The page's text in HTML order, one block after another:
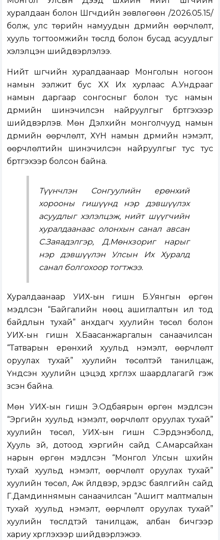
хуралдаан болон Шүүгчдийн зөвлөгөөн /2026.05.15/
болж, улс төрийн намуудын дүрмийн өөрчлөлт,
хууль тогтоомжийн төслүүд болон бусад асуудлыг
хэлэлцэн шийдвэрлэлээ.
Нийт шүүгчийн хуралдаанаар Монголын ногоон
намын ээлжит бус XX Их хурлаас А.Ундрааг
намын даргаар сонгосныг болон тус намын
дүрмийн шинэчилсэн найруулгыг бүртгэхээр
шийдвэрлэв. Мөн Дэлхийн монголчууд намын
дүрмийн өөрчлөлт, ХҮН намын дүрмийн нэмэлт,
өөрчлөлтийн шинэчилсэн найруулгыг тус тус
бүртгэхээр болсон байна.
Түүнчлэн Сонгуулийн ерөнхий
хорооны гишүүнд нэр дэвшүүлэх
асуудлыг хэлэлцэж, нийт шүүгчийн
хуралдаанаас олонхын санал авсан
С.Заяадэлгэр, Д.Мөнхзориг нарыг
нэр дэвшүүлэн Улсын Их Хуралд
санал болгохоор тогтжээ.
Хуралдаанаар УИХ-ын гишүүн Б.Уянгын өргөн
мэдүүлсэн “Байгалийн нөөц ашиглалтын ил тод
байдлын тухай” анхдагч хуулийн төсөл болон
УИХ-ын гишүүн Х.Баасанжаргалын санаачилсан
“Татварын ерөнхий хуульд нэмэлт, өөрчлөлт
оруулах тухай” хуулийн төсөлтэй танилцаж,
Үндсэн хуулийн цэцэд хүргүүлэх шаардлагагүй гэж
үзсэн байна.
Мөн УИХ-ын гишүүн Э.Одбаярын өргөн мэдүүлсэн
“Эрүүгийн хуульд нэмэлт, өөрчлөлт оруулах тухай”
хуулийн төсөл, УИХ-ын гишүүн С.Эрдэнэболд,
Хууль зүй, дотоод хэргийн сайд С.Амарсайхан
нарын өргөн мэдүүлсэн “Монгол Улсын шүүхийн
тухай хуульд нэмэлт, өөрчлөлт оруулах тухай”
хуулийн төсөл, Аж үйлдвэр, эрдэс баялгийн сайд
Г.Дамдиннямын санаачилсан “Ашигт малтмалын
тухай хуульд нэмэлт, өөрчлөлт оруулах тухай”
хуулийн төслүүдтэй танилцаж, албан бичгээр
хариу хүргүүлэхээр шийдвэрлэжээ.